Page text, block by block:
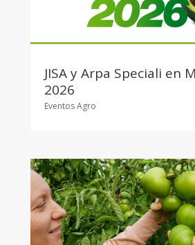
JISA y Arpa Speciali en
2026
Eventos Agro